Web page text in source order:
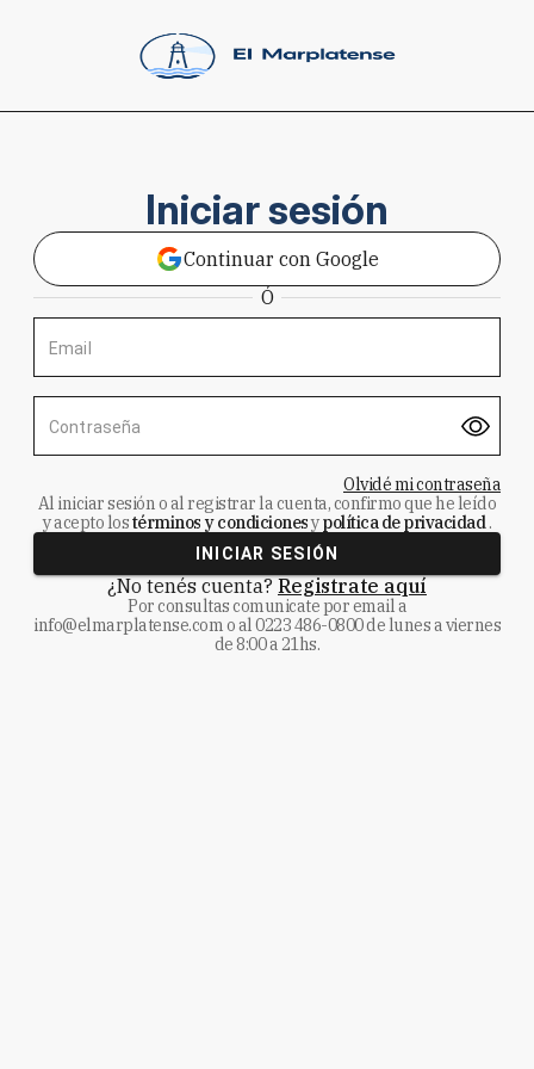
Iniciar sesión
Continuar con Google
Ó
Email
Contraseña
Olvidé mi contraseña
Al iniciar sesión o al registrar la cuenta, confirmo que he leído
y acepto lostérminos y condicionesypolítica de privacidad.
INICIAR SESIÓN
¿No tenés cuenta? Registrate aquí
Por consultas comunicate por email a
info@elmarplatense.como al0223 486-0800de lunes a viernes
de 8:00 a 21hs.